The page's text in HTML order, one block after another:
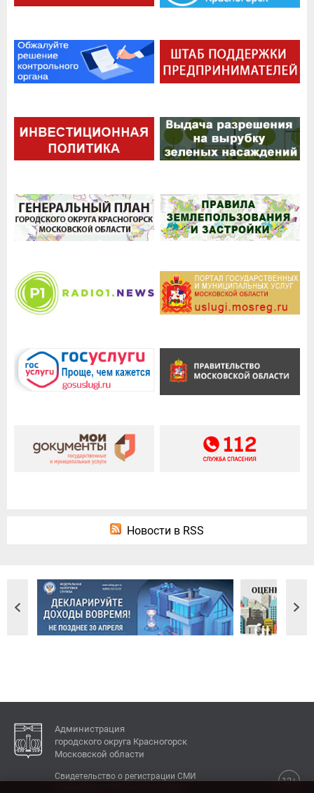
Новости в RSS
Администрация
городского округа Красногорск
Московской области
12+
Свидетельство о регистрации СМИ